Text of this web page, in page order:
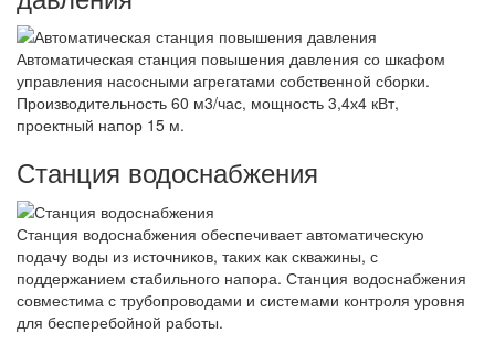
Автоматическая станция повышения давления со шкафом
управления насосными агрегатами собственной сборки.
Производительность 60 м3/час, мощность 3,4х4 кВт,
проектный напор 15 м.
Станция водоснабжения
Станция водоснабжения обеспечивает автоматическую
подачу воды из источников, таких как скважины, с
поддержанием стабильного напора. Станция водоснабжения
совместима с трубопроводами и системами контроля уровня
для бесперебойной работы.